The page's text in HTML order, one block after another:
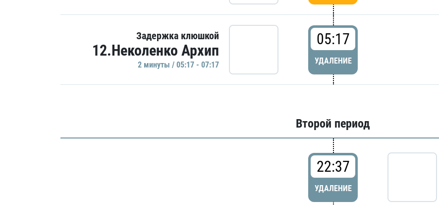
Задержка клюшкой
12.Неколенко Архип
2 минуты / 05:17 - 07:17
05:17
УДАЛЕНИЕ
Второй период
22:37
УДАЛЕНИЕ